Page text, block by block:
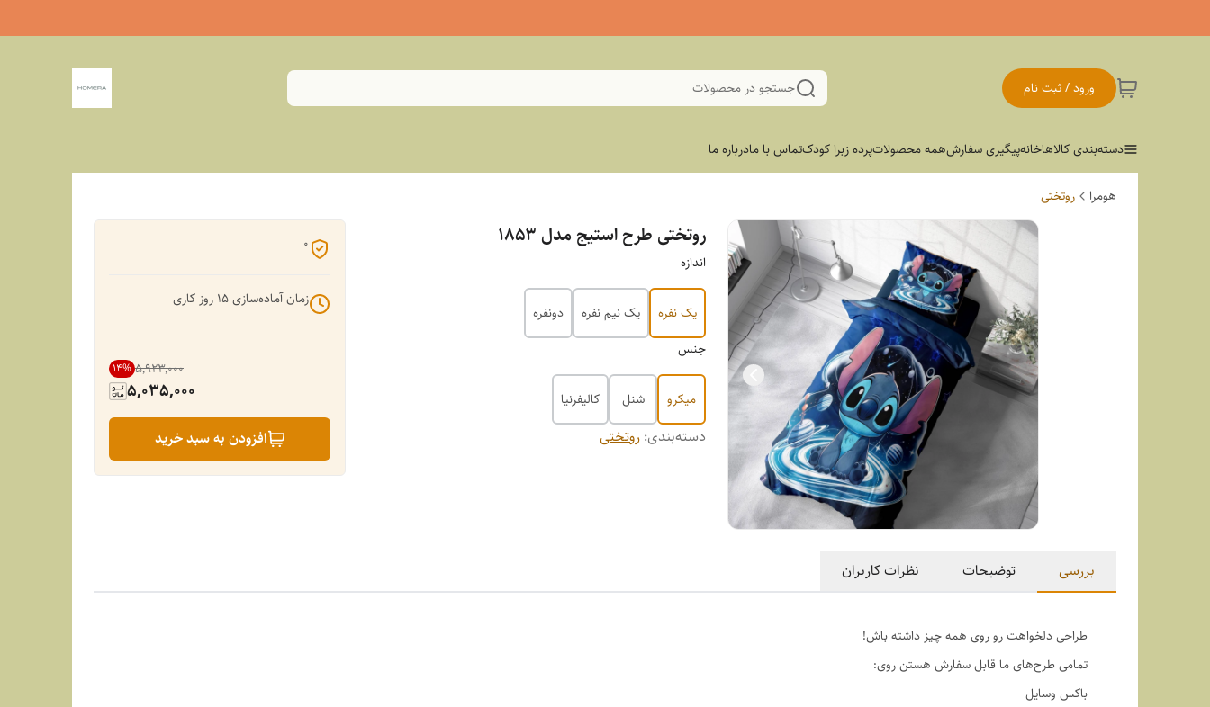
ورود / ثبت نام جستجو در محصولات
دسته‌بندی کالاهاخانهپیگیری سفارشهمه محصولاتپرده زبرا کودکتماس با مادرباره ما
هومرا روتختی
روتختی طرح استیج مدل ۱۸۵۳
اندازه
یک نفره یک نیم نفره
دونفره
جنس
میکرو شنل کالیفرنیا
دسته‌بندی: روتختی
0
زمان آماده‌سازی15 روز کاری
۵٬۹۲۳٬۰۰۰ 14%
5,035,000
افزودن به سبد خرید
بررسی توضیحات نظرات کاربران
طراحی دلخواهت رو روی همه چیز داشته باش!